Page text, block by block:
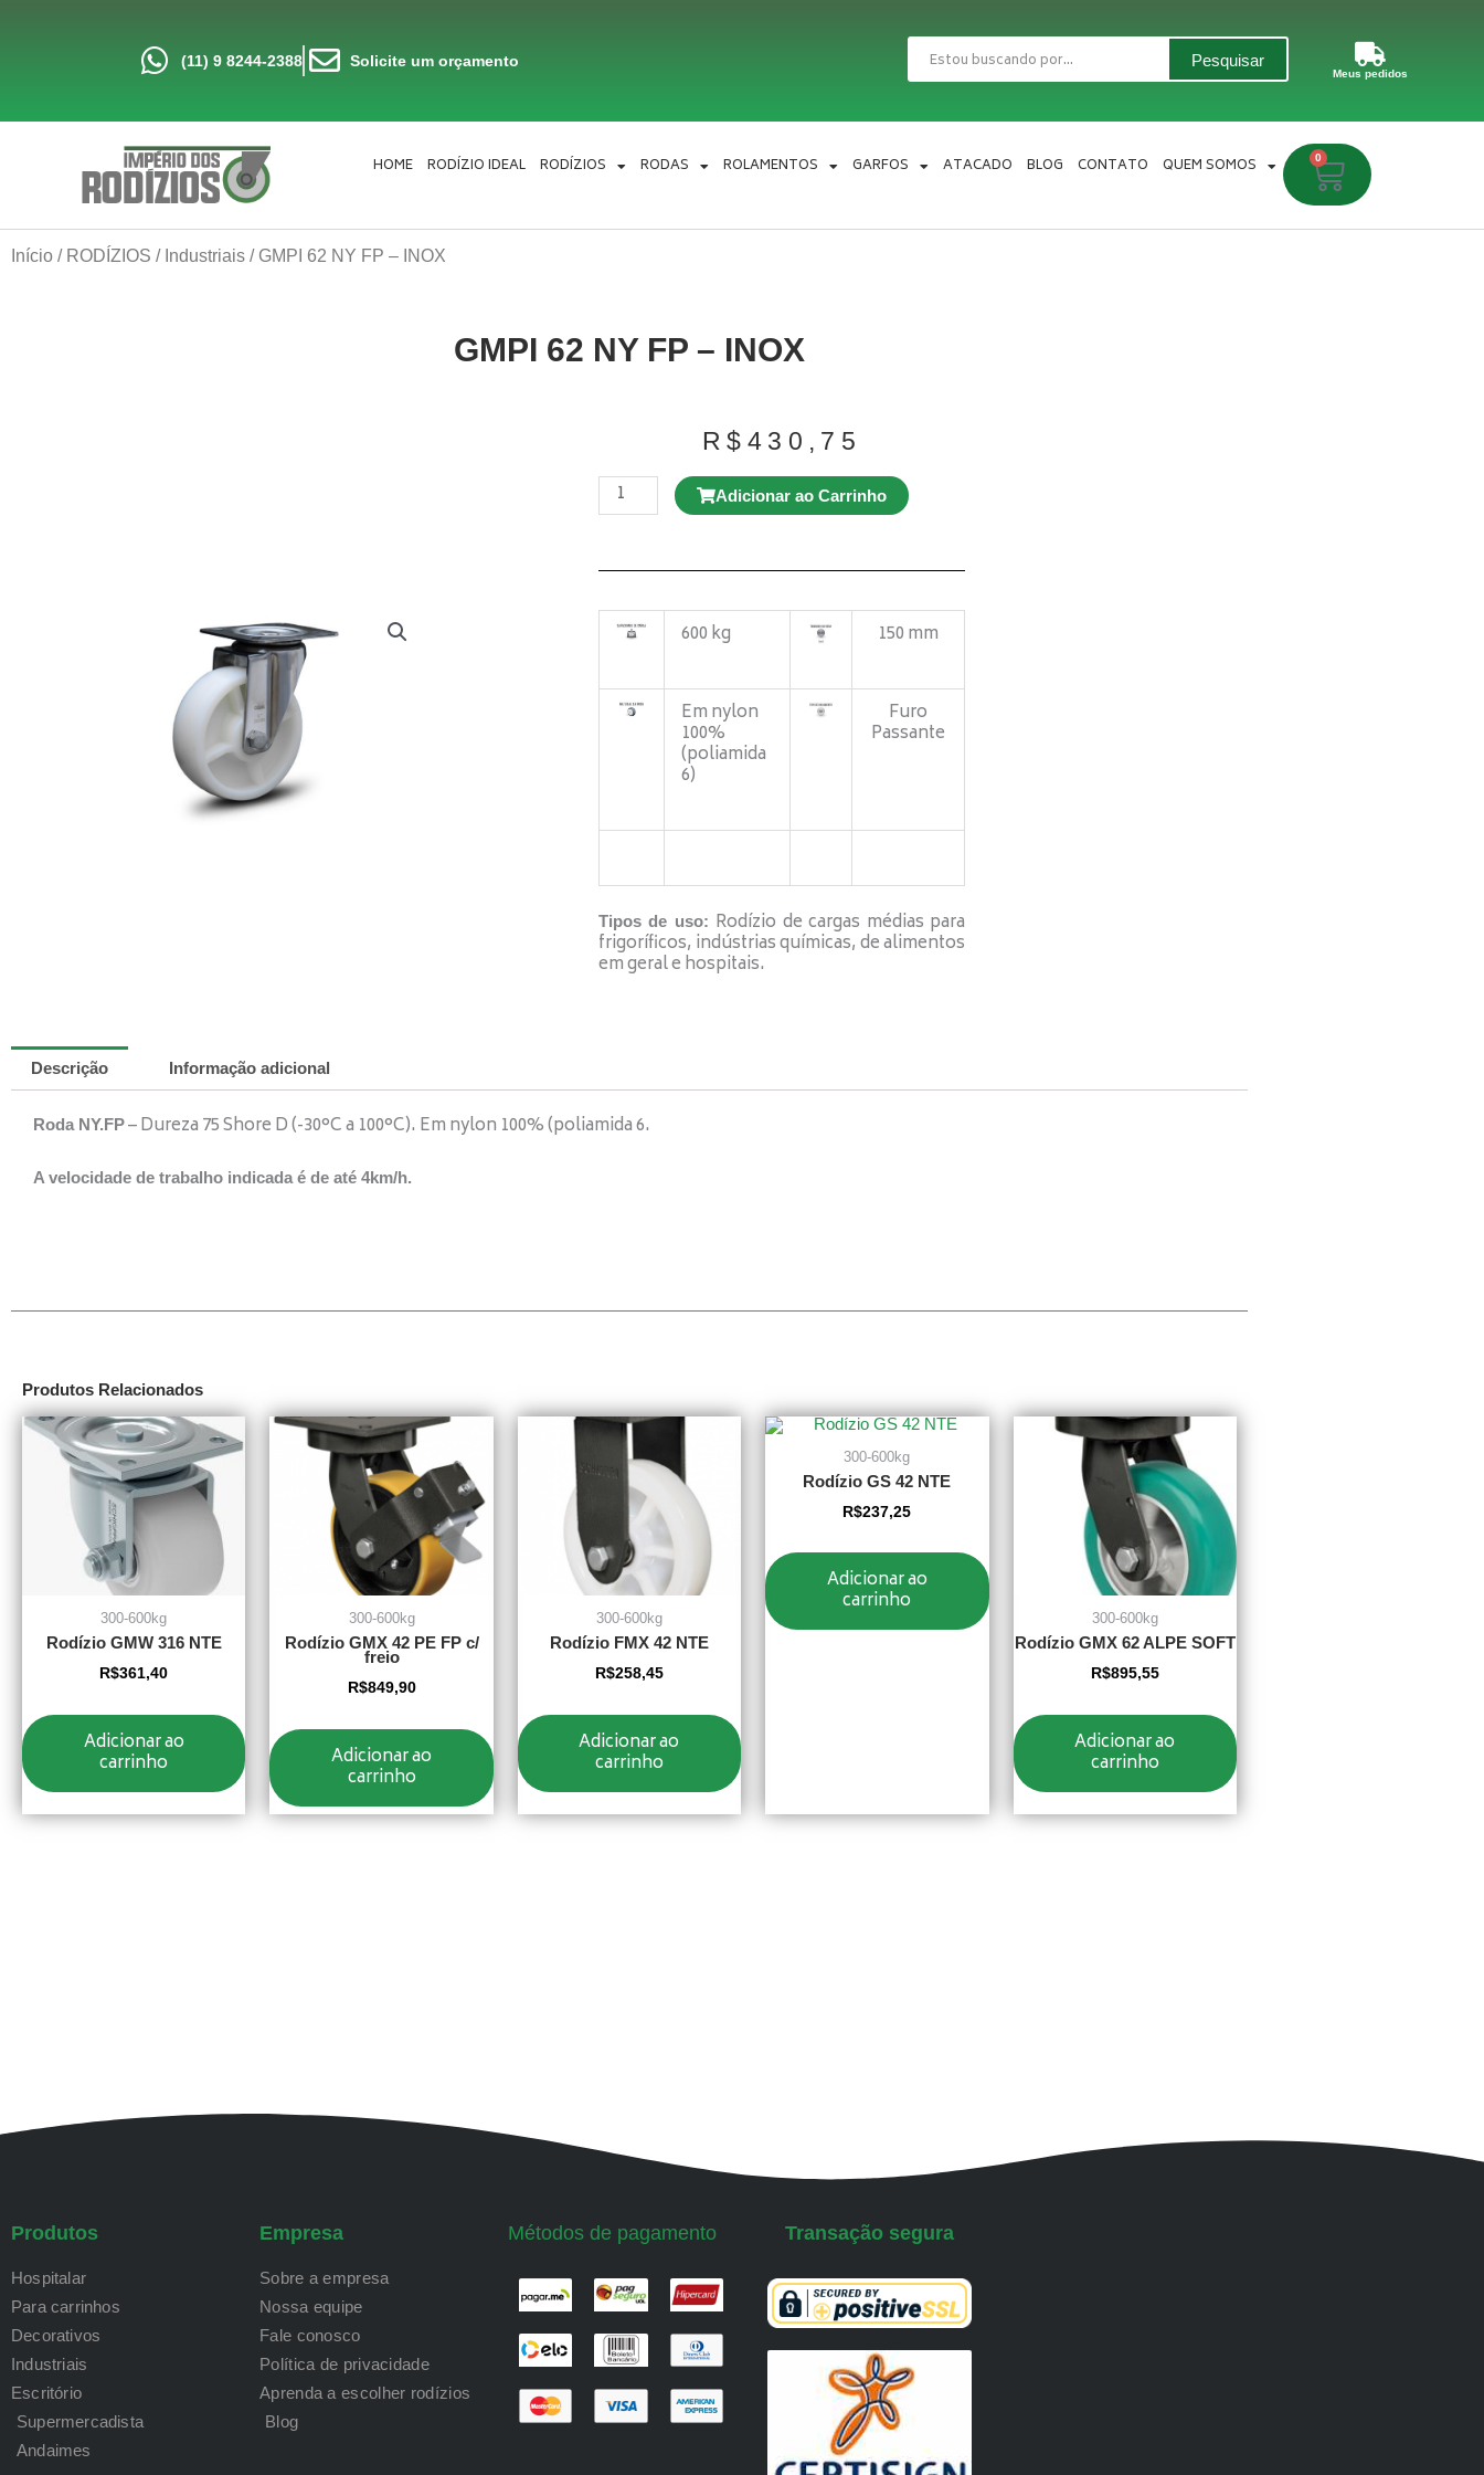
(11) 9 8244-2388 Solicite um orçamento
Pesquisar
Pesquisar
Meus pedidos
HOME RODÍZIO IDEAL RODÍZIOS RODAS ROLAMENTOS GARFOS ATACADO BLOG CONTATO QUEM SOMOS 0
Carrinho
Início / RODÍZIOS / Industriais / GMPI 62 NY FP – INOX
GMPI 62 NY FP – INOX
R$ 430,75
Rodízio
GNRE
412
c/
Roscada
quantidade
Adicionar ao Carrinho
600 kg 150 mm
Em nylon
100%
(poliamida
6)
Furo
Passante
Tipos de uso: Rodízio de cargas médias para
frigoríficos, indústrias químicas, de alimentos
em geral e hospitais.
Descrição Informação adicional
Roda NY.FP– Dureza 75 Shore D (-30°C a 100°C). Em nylon 100% (poliamida 6.
A velocidade de trabalho indicada é de até 4km/h.
Produtos Relacionados
300-600kg
Rodízio GMW 316 NTE
R$361,40
Adicionar ao
carrinho
300-600kg
Rodízio GMX 42 PE FP c/
freio
R$849,90
Adicionar ao
carrinho
300-600kg
Rodízio FMX 42 NTE
R$258,45
Adicionar ao
carrinho
300-600kg
Rodízio GS 42 NTE
R$237,25
Adicionar ao
carrinho
300-600kg
Rodízio GMX 62 ALPE SOFT
R$895,55
Adicionar ao
carrinho
Produtos
Hospitalar
Para carrinhos
Decorativos
Industriais
Escritório
Supermercadista
Andaimes
Empresa
Sobre a empresa
Nossa equipe
Fale conosco
Política de privacidade
Aprenda a escolher rodízios
Blog
Métodos de pagamento Transação segura